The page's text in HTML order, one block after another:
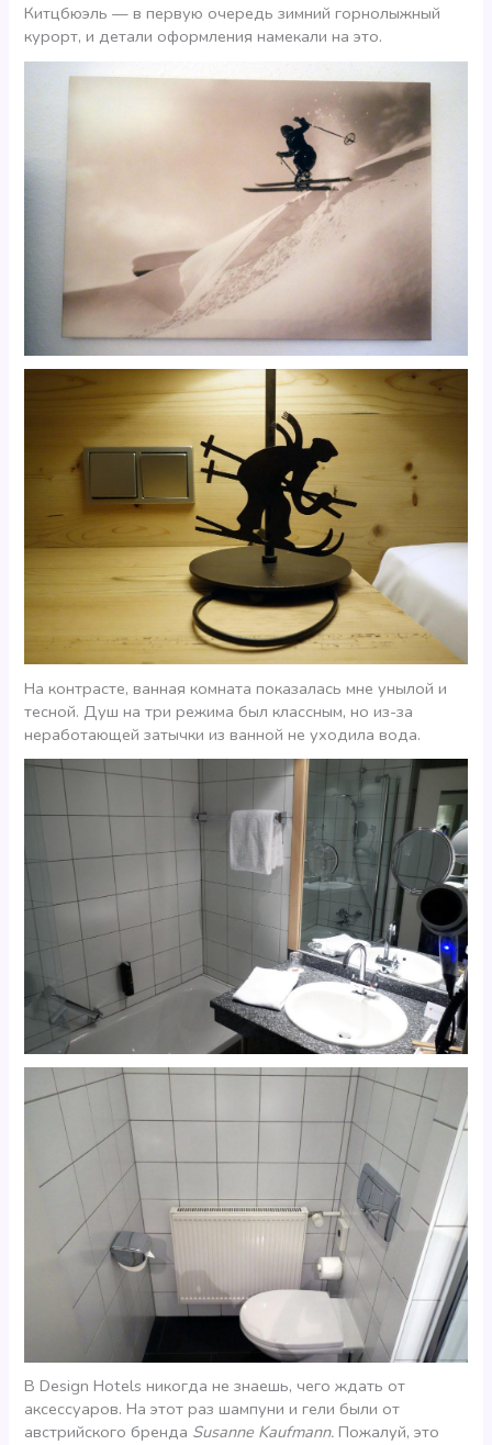
Китцбюэль — в первую очередь зимний горнолыжный
курорт, и детали оформления намекали на это.
На контрасте, ванная комната показалась мне унылой и
тесной. Душ на три режима был классным, но из-за
неработающей затычки из ванной не уходила вода.
В Design Hotels никогда не знаешь, чего ждать от
аксессуаров. На этот раз шампуни и гели были от
австрийского бренда Susanne Kaufmann.Пожалуй, это